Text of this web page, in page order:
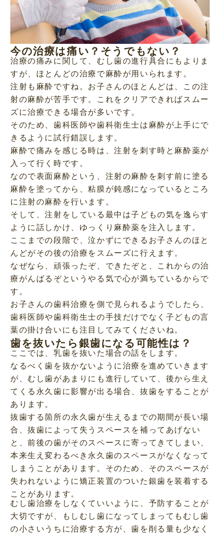
今の治療は痛い？そうでもない？
治療の痛みに関して、むし歯の進行具合にもよりま
すが、ほとんどの治療で麻酔が用いられます。
注射も麻酔ですね。お子さんのほとんどは、この注
射の麻酔が苦手です。これをクリアできればスムー
ズに治療できる場合が多いです。
そのため、歯科医師や歯科衛生士は麻酔が上手にで
きるように試行錯誤します。
麻酔で痛みを感じる時は、注射を刺す時と麻酔薬が
入って行く時です。
なので表面麻酔という、注射の麻酔を刺す前に塗る
麻酔を塗ってから、粘膜が鈍感になっているところ
に注射の麻酔を行います。
そして、注射をしている最中は子どもの気を逸らす
ように話しかけ、ゆっくり麻酔薬を注入します。
ここまでの段階で、泣かずにできるお子さんのほと
んどがその後の治療をスムーズに行えます。
なぜなら、頑張ったぞ、できたぞと、これからの治
療がんばるぞというやる気で心が満ちているからで
す。
お子さんの歯科治療を側で見られるようでしたら、
歯科医師や歯科衛生士の手技だけでなく子どもの言
葉の掛け合いにも注目してみてくださいね。
歯を抜いたら銀歯になる可能性は？
ここでは、乳歯を抜いた場合の話をします。
なるべく歯を抜かないように治療を進めていきます
が、むし歯があまりにも進行していて、後から生え
てくる永久歯に影響が出る場合、抜歯をすることが
あります。
抜歯する箇所の永久歯が生えるまでの期間が長い場
合、抜歯によって失うスペースを補ってあげない
と、前後の歯がそのスペースに寄ってきてしまい、
本来生え変わるべき永久歯のスペースがなくなって
しまうことがあります。そのため、そのスペースが
失われないように矯正装置のついた銀歯を装着する
ことがあります。
むし歯治療をしなくていいように、予防することが
大切ですが、もしむし歯になってしまってもむし歯
の小さいうちに治療する方が、歯を削る量も少なく